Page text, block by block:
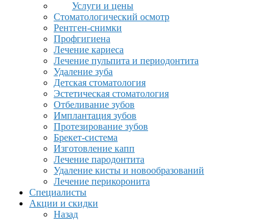
Услуги и цены
Стоматологический осмотр
Рентген-снимки
Профгигиена
Лечение кариеса
Лечение пульпита и периодонтита
Удаление зуба
Детская стоматология
Эстетическая стоматология
Отбеливание зубов
Имплантация зубов
Протезирование зубов
Брекет-система
Изготовление капп
Лечение пародонтита
Удаление кисты и новообразований
Лечение перикоронита
Специалисты
Акции и скидки
Назад